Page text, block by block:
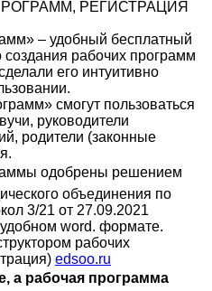
РЕГИСТРАЦИЯ
– удобный бесплатный
рабочих программ
его интуитивно
смогут пользоваться
руководители
родители (законные
одобрены решением
объединения по
3/21 от 27.09.2021
word. формате.
рабочих
edsoo.ru
а рабочая программа